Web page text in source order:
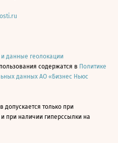
и данные геолокации
содержатся в Политике
данных АО «Бизнес Ньюс
только при
и при наличии гиперссылки на